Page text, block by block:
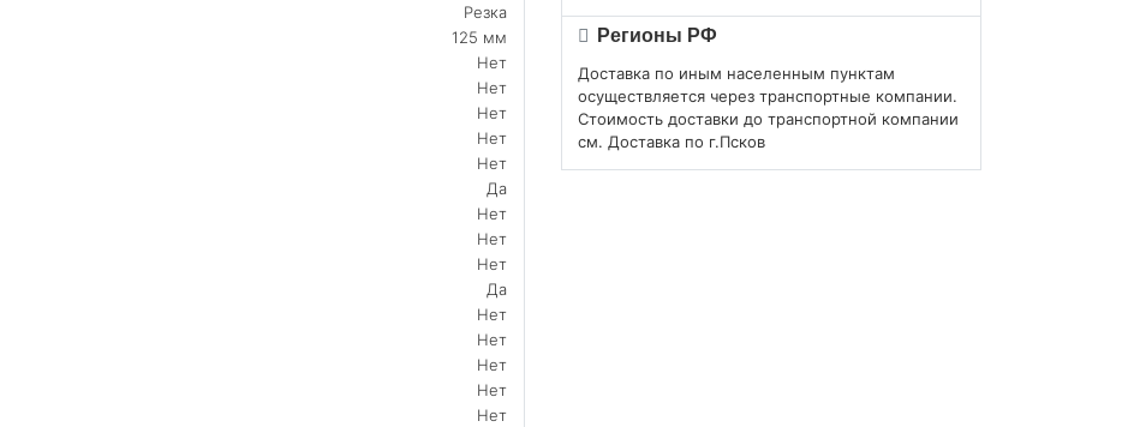
Регионы РФ
Доставка по иным населенным пунктам
осуществляется через транспортные компании.
Стоимость доставки до транспортной компании
см. Доставка по г.Псков
Резка
125 мм
Нет
Нет
Нет
Нет
Нет
Да
Нет
Нет
Нет
Да
Нет
Нет
Нет
Нет
Нет